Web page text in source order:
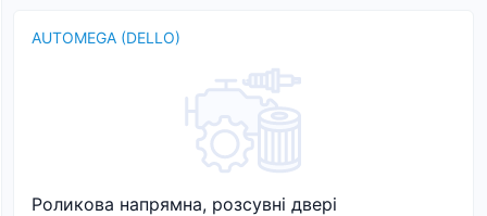
AUTOMEGA (DELLO)
Роликова напрямна, розсувні двері